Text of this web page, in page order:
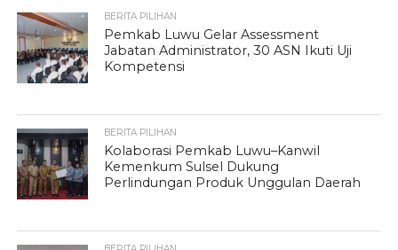
BERITA PILIHAN
Pemkab Luwu Gelar Assessment
Jabatan Administrator, 30 ASN Ikuti Uji
Kompetensi
BERITA PILIHAN
Kolaborasi Pemkab Luwu–Kanwil
Kemenkum Sulsel Dukung
Perlindungan Produk Unggulan Daerah